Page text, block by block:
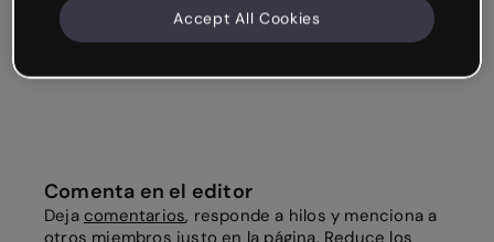
Comenta en el editor
Deja comentarios, responde a hilos y menciona a
Accept All Cookies